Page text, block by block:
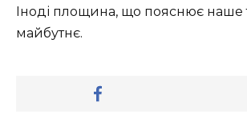
Іноді площина, що пояснює наше
майбутнє.